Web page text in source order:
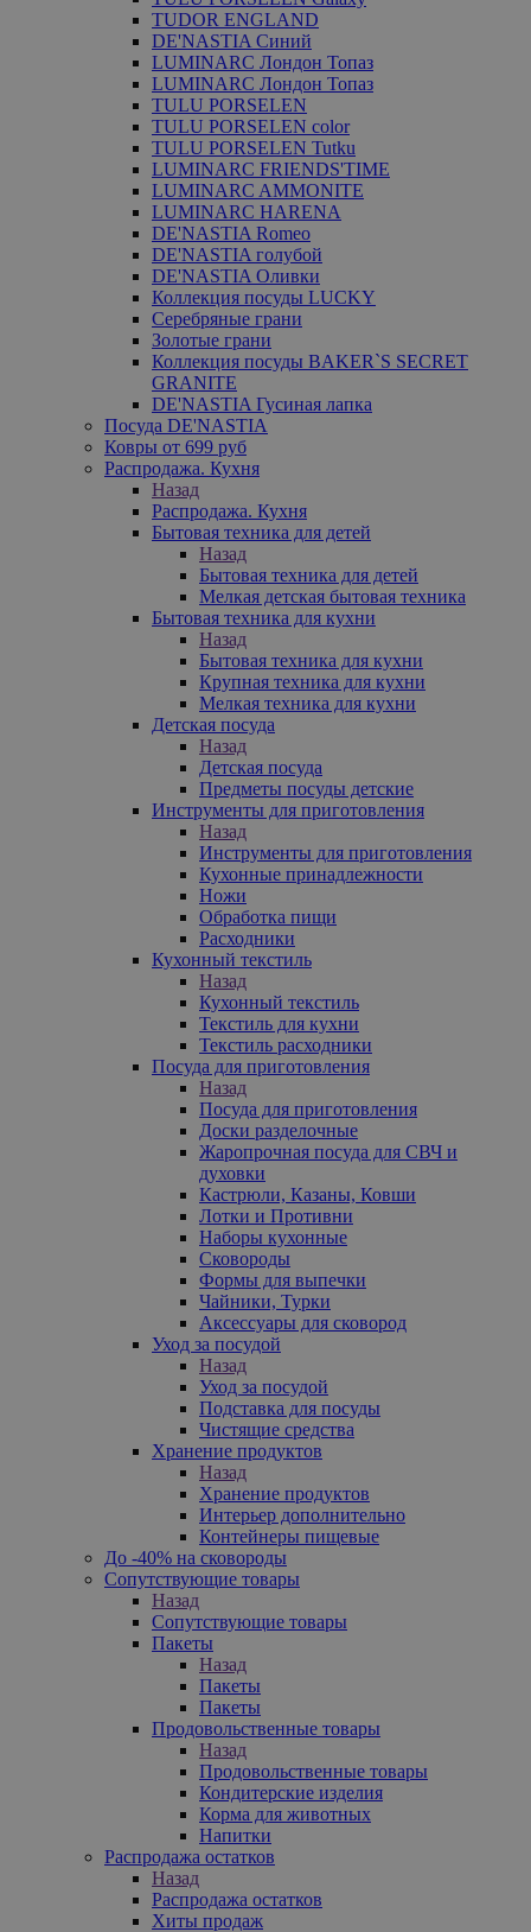
TUDOR ENGLAND
DE'NASTIA Синий
LUMINARC Лондон Топаз
LUMINARC Лондон Топаз
TULU PORSELEN
TULU PORSELEN color
TULU PORSELEN Tutku
LUMINARC FRIENDS'TIME
LUMINARC AMMONITE
LUMINARC HARENA
DE'NASTIA Romeo
DE'NASTIA голубой
DE'NASTIA Оливки
Коллекция посуды LUCKY
Серебряные грани
Золотые грани
Коллекция посуды BAKER`S SECRET
GRANITE
DE'NASTIA Гусиная лапка
Посуда DE'NASTIA
Ковры от 699 руб
Распродажа. Кухня
Назад
Распродажа. Кухня
Бытовая техника для детей
Назад
Бытовая техника для детей
Мелкая детская бытовая техника
Бытовая техника для кухни
Назад
Бытовая техника для кухни
Крупная техника для кухни
Мелкая техника для кухни
Детская посуда
Назад
Детская посуда
Предметы посуды детские
Инструменты для приготовления
Назад
Инструменты для приготовления
Кухонные принадлежности
Ножи
Обработка пищи
Расходники
Кухонный текстиль
Назад
Кухонный текстиль
Текстиль для кухни
Текстиль расходники
Посуда для приготовления
Назад
Посуда для приготовления
Доски разделочные
Жаропрочная посуда для СВЧ и
духовки
Кастрюли, Казаны, Ковши
Лотки и Противни
Наборы кухонные
Сковороды
Формы для выпечки
Чайники, Турки
Аксессуары для сковород
Уход за посудой
Назад
Уход за посудой
Подставка для посуды
Чистящие средства
Хранение продуктов
Назад
Хранение продуктов
Интерьер дополнительно
Контейнеры пищевые
До -40% на сковороды
Сопутствующие товары
Назад
Сопутствующие товары
Пакеты
Назад
Пакеты
Пакеты
Продовольственные товары
Назад
Продовольственные товары
Кондитерские изделия
Корма для животных
Напитки
Распродажа остатков
Назад
Распродажа остатков
Хиты продаж